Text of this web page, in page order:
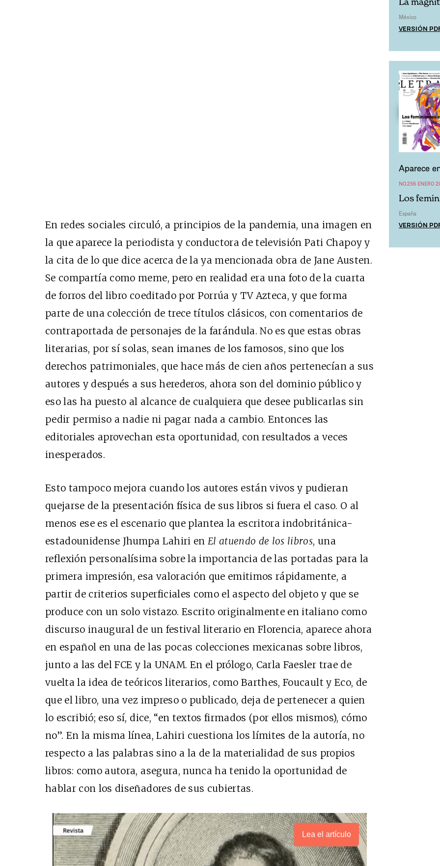
En redes sociales circuló, a principios de la pandemia, una imagen en
la que aparece la periodista y conductora de televisión Pati Chapoy y
la cita de lo que dice acerca de la ya mencionada obra de Jane Austen.
Se compartía como meme, pero en realidad era una foto de la cuarta
de forros del libro coeditado por Porrúa y TV Azteca, y que forma
parte de una colección de trece títulos clásicos, con comentarios de
contraportada de personajes de la farándula. No es que estas obras
literarias, por sí solas, sean imanes de los famosos, sino que los
derechos patrimoniales, que hace más de cien años pertenecían a sus
autores y después a sus herederos, ahora son del dominio público y
eso las ha puesto al alcance de cualquiera que desee publicarlas sin
pedir permiso a nadie ni pagar nada a cambio. Entonces las
editoriales aprovechan esta oportunidad, con resultados a veces
inesperados.
Esto tampoco mejora cuando los autores están vivos y pudieran
quejarse de la presentación física de sus libros si fuera el caso. O al
menos ese es el escenario que plantea la escritora indobritánica-
estadounidense Jhumpa Lahiri en El atuendo de los libros, una
reflexión personalísima sobre la importancia de las portadas para la
primera impresión, esa valoración que emitimos rápidamente, a
partir de criterios superficiales como el aspecto del objeto y que se
produce con un solo vistazo. Escrito originalmente en italiano como
discurso inaugural de un festival literario en Florencia, aparece ahora
en español en una de las pocas colecciones mexicanas sobre libros,
junto a las del FCE y la UNAM. En el prólogo, Carla Faesler trae de
vuelta la idea de teóricos literarios, como Barthes, Foucault y Eco, de
que el libro, una vez impreso o publicado, deja de pertenecer a quien
lo escribió; eso sí, dice, “en textos firmados (por ellos mismos), cómo
no”. En la misma línea, Lahiri cuestiona los límites de la autoría, no
respecto a las palabras sino a la de la materialidad de sus propios
libros: como autora, asegura, nunca ha tenido la oportunidad de
hablar con los diseñadores de sus cubiertas.
Lea el artículo
México
VERSIÓN
Aparece
NO.256 ENERO
Los
España
VERSIÓN